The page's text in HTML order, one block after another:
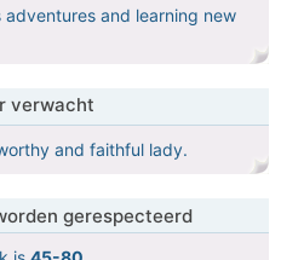
and learning new
verwacht
and faithful lady.
gerespecteerd